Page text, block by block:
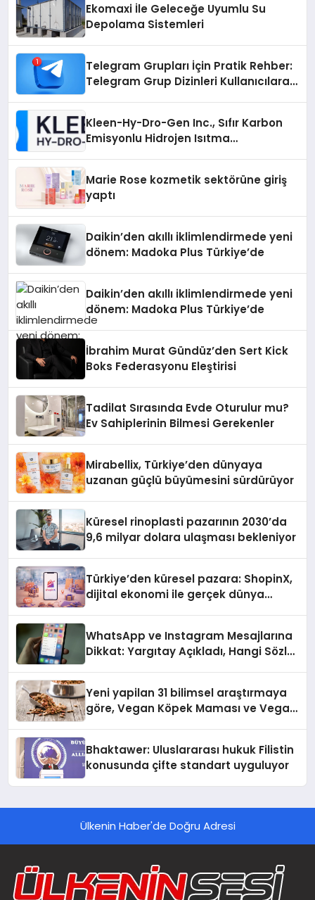
Ekomaxi İle Geleceğe Uyumlu Su
Depolama Sistemleri
Telegram Grupları İçin Pratik Rehber:
Telegram Grup Dizinleri Kullanıcılara
Kleen-Hy-Dro-Gen Inc., Sıfır Karbon
Emisyonlu Hidrojen Isıtma
Marie Rose kozmetik sektörüne giriş
yaptı
Daikin’den akıllı iklimlendirmede yeni
dönem: Madoka Plus Türkiye’de
Daikin’den akıllı iklimlendirmede yeni
dönem: Madoka Plus Türkiye’de
İbrahim Murat Gündüz’den Sert Kick
Boks Federasyonu Eleştirisi
Tadilat Sırasında Evde Oturulur mu?
Ev Sahiplerinin Bilmesi Gerekenler
Mirabellix, Türkiye’den dünyaya
uzanan güçlü büyümesini sürdürüyor
Küresel rinoplasti pazarının 2030’da
9,6 milyar dolara ulaşması bekleniyor
Türkiye’den küresel pazara: ShopinX,
dijital ekonomi ile gerçek dünya
WhatsApp ve Instagram Mesajlarına
Dikkat: Yargıtay Açıkladı, Hangi Sözler
Yeni yapilan 31 bilimsel araştırmaya
göre, Vegan Köpek Maması ve Vegan
Bhaktawer: Uluslararası hukuk Filistin
konusunda çifte standart uyguluyor
Ülkenin Haber'de Doğru Adresi